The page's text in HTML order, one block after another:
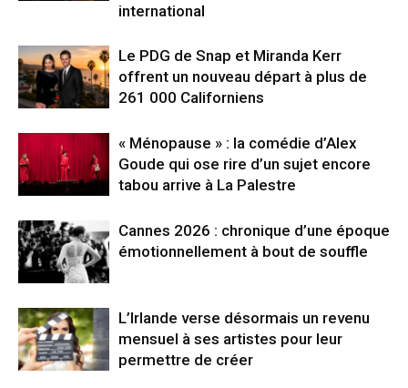
international
Le PDG de Snap et Miranda Kerr
offrent un nouveau départ à plus de
261 000 Californiens
« Ménopause » : la comédie d’Alex
Goude qui ose rire d’un sujet encore
tabou arrive à La Palestre
Cannes 2026 : chronique d’une époque
émotionnellement à bout de souffle
L’Irlande verse désormais un revenu
mensuel à ses artistes pour leur
permettre de créer